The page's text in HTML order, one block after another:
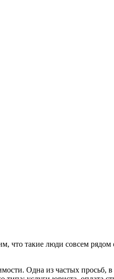
что такие люди совсем
Одна из частых просьб,